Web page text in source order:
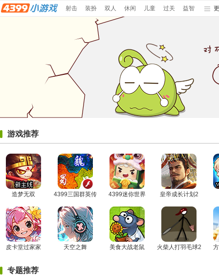
射击 装扮 双人 休闲 儿童 过关 益智
游戏推荐
造梦无双 4399三国群英传 4399迷你世界 皇帝成长计划2
皮卡堂过家家 天空之舞 美食大战老鼠 火柴人打羽毛球2
专题推荐